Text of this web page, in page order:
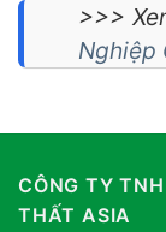
>>>
Nghiệp
CÔNG TY
THẤT ASIA